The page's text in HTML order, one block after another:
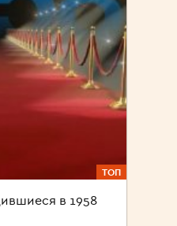
ТОП
в 1958